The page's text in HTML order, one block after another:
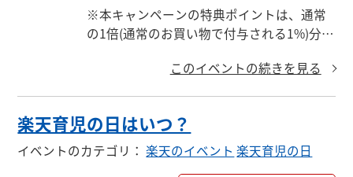
※本キャンペーンの特典ポイントは、通常
の1倍(通常のお買い物で付与される1%)分を
獲得上限ポイント数
このイベントの続きを見る
楽天育児の日はいつ？
イベントのカテゴリ ： 楽天のイベント 楽天育児の日